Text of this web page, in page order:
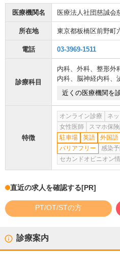
医療機関名 医療法人社団慈誠会
所在地 東京都板橋区前野町
電話 03-3969-1511
診療科目
内科、 外科、 整形外
内科、 脳神経内科、
近くの医療機関を
特徴
オンライン診療 ネ
女性医師
スマホ保
駐車場
英語 外国語
バリアフリー
感染
セカンドオピニオン
直近の求人を確認する[PR]
PT/OT/STの方
診療案内